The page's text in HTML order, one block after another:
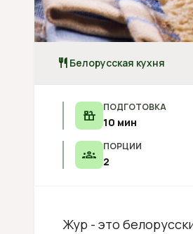
restaurant Белорусская кухня
countertops
ПОДГОТОВКА
10 мин
groups
ПОРЦИИ
2
Жур - это